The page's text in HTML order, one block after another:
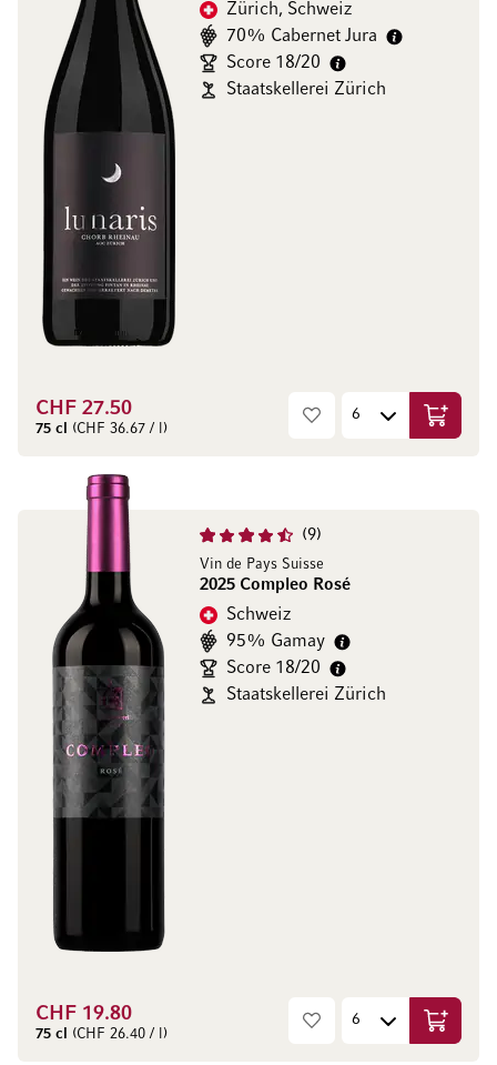
Zürich, Schweiz
70% Cabernet Jura
Score 18/20
Staatskellerei Zürich
CHF 27.50
75 cl (CHF 36.67 / l) In den
9
Vin de Pays Suisse
2025 Compleo Rosé
Schweiz
95% Gamay
Score 18/20
Staatskellerei Zürich
CHF 19.80
75 cl (CHF 26.40 / l) In den